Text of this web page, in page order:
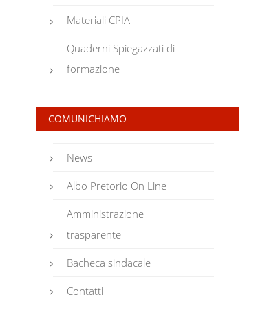
Materiali CPIA
Quaderni Spiegazzati di
formazione
COMUNICHIAMO
News
Albo Pretorio On Line
Amministrazione
trasparente
Bacheca sindacale
Contatti